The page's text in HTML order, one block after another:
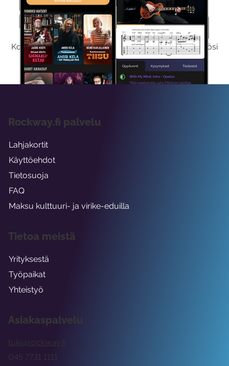
Kokeile Ilmaiseksi
Kokeilemalla ilmaiseksi saat koko sisältömme käyttöösi
viikon ajaksi.
Asiakaspalvelu
tuki@rockway.fi
045 7731 1111
Rockway.fi palvelu
Lahjakortit
Käyttöehdot
Tietosuoja
FAQ
Maksu kulttuuri- ja virike-eduilla
Tietoa meistä
Yrityksestä
Työpaikat
Yhteistyö